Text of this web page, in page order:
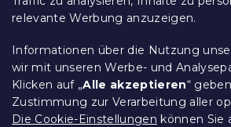
relevante Werbung anzuzeigen.
Informationen über die Nutzung
wir mit unseren Werbe- und
Klicken auf „Alle akzeptieren“
Zustimmung zur Verarbeitung aller
Die Cookie-Einstellungen können Sie
15 % Rabattcode:
MINUS15